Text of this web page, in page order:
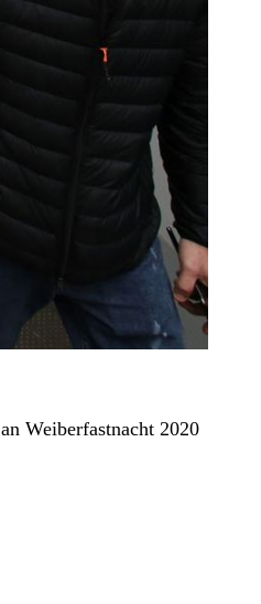
Weiberfastnacht 2020